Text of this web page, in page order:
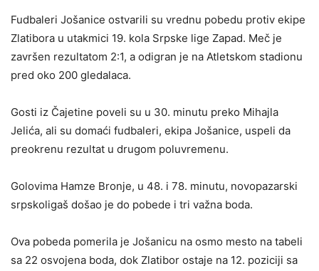
Fudbaleri Jošanice ostvarili su vrednu pobedu protiv ekipe
Zlatibora u utakmici 19. kola Srpske lige Zapad. Meč je
završen rezultatom 2:1, a odigran je na Atletskom stadionu
pred oko 200 gledalaca.
Gosti iz Čajetine poveli su u 30. minutu preko Mihajla
Jelića, ali su domaći fudbaleri, ekipa Jošanice, uspeli da
preokrenu rezultat u drugom poluvremenu.
Golovima Hamze Bronje, u 48. i 78. minutu, novopazarski
srpskoligaš došao je do pobede i tri važna boda.
Ova pobeda pomerila je Jošanicu na osmo mesto na tabeli
sa 22 osvojena boda, dok Zlatibor ostaje na 12. poziciji sa